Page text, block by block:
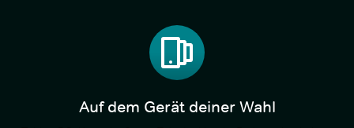
Auf dem Gerät deiner Wahl